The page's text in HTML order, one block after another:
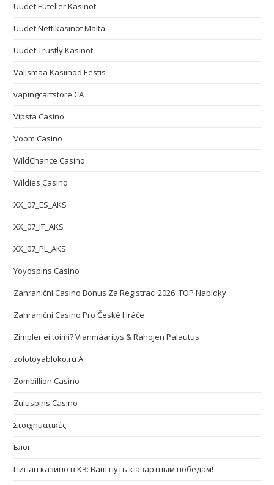
Uudet Euteller Kasinot
Uudet Nettikasinot Malta
Uudet Trustly Kasinot
Välismaa Kasiinod Eestis
vapingcartstore CA
Vipsta Casino
Voom Casino
WildChance Casino
Wildies Casino
XX_07_ES_AKS
XX_07_IT_AKS
XX_07_PL_AKS
Yoyospins Casino
Zahraniční Casino Bonus Za Registraci 2026: TOP Nabídky
Zahraniční Casino Pro České Hráče
Zimpler ei toimi? Vianmääritys & Rahojen Palautus
zolotoyabloko.ru A
Zombillion Casino
Zuluspins Casino
Στοιχηματικές
Блог
Пинап казино в КЗ: Ваш путь к азартным победам!